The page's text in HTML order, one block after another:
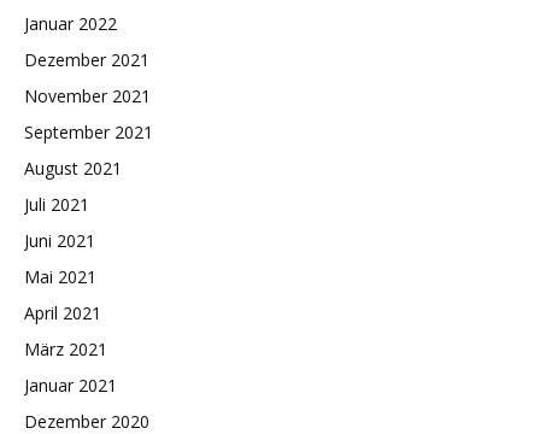
Januar 2022
Dezember 2021
November 2021
September 2021
August 2021
Juli 2021
Juni 2021
Mai 2021
April 2021
März 2021
Januar 2021
Dezember 2020